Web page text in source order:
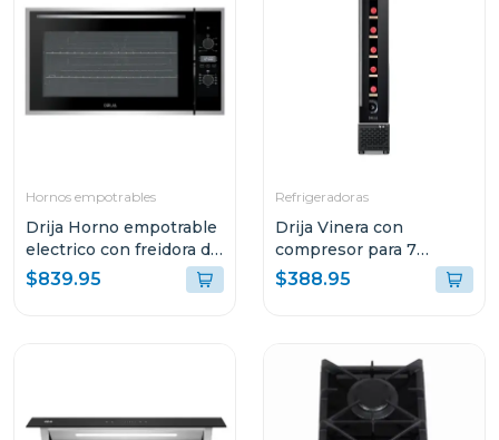
Hornos empotrables
Drija Horno empotrable
electrico con freidora de
aire de 105l america90
$839.95
Refrigeradoras
Drija Vinera con
compresor para 7
botellas malbec 7
$388.95